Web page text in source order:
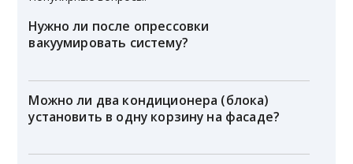
Нужно ли после опрессовки
вакуумировать систему?
Можно ли два кондиционера (блока)
установить в одну корзину на фасаде?